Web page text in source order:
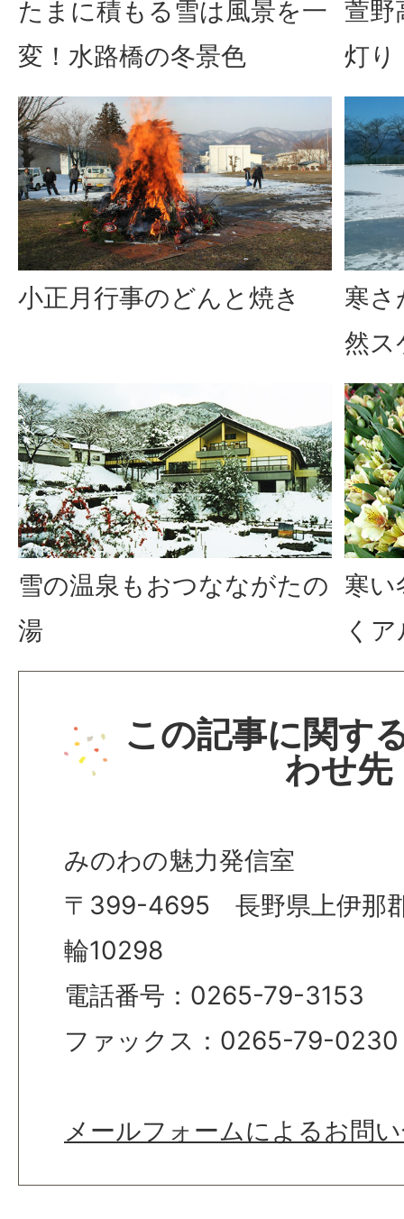
たまに積もる雪は風景を一
変！水路橋の冬景色
萱野
灯り
小正月行事のどんと焼き
寒さ
然ス
雪の温泉もおつなながたの
湯
寒い
く
この記事に関す
わせ先
みのわの魅力発信室
〒399-4695 長野県上伊那
輪10298
電話番号：0265-79-3153
ファックス：0265-79-0230
メールフォームによるお問